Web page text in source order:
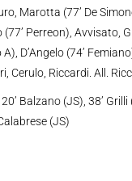
Marotta (77’ De
Perreon), Avvisato,
D’Angelo (74’
Cerulo, Riccardi. All.
Balzano (JS), 38’ Grilli
(JS)